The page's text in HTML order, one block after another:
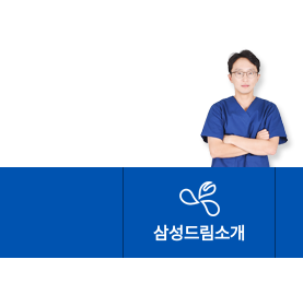
삼성드림소개